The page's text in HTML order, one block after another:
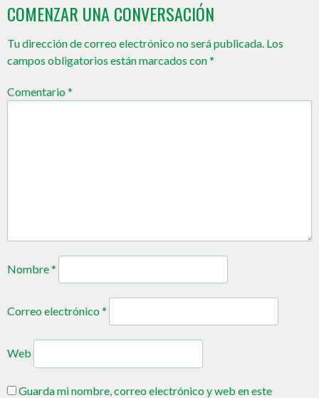
COMENZAR UNA CONVERSACIÓN
Tu dirección de correo electrónico no será publicada. Los
campos obligatorios están marcados con*
Comentario*
Nombre*
Correo electrónico*
Web
Guarda mi nombre, correo electrónico y web en este